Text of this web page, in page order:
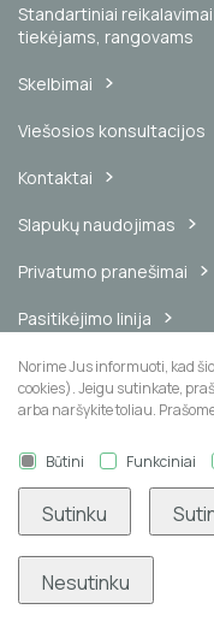
Standartiniai reikalavimai
tiekėjams, rangovams
Skelbimai
Viešosios konsultacijos
Kontaktai
Slapukų naudojimas
Privatumo pranešimai
Pasitikėjimo linija
Vidinis pranešimų
Naujienų prenumerata
Norime Jus informuoti, kad
cookies). Jeigu sutinkate,
arba naršykite toliau.
Būtini Funkciniai
Sutinku
Nesutinku